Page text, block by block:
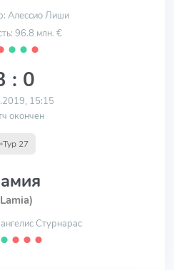
Алессио Лиши
96.8 млн. €
⬤ ⬤ ⬤
: 0
15:15
окончен
Тур 27
Стурнарас
⬤ ⬤ ⬤ ⬤